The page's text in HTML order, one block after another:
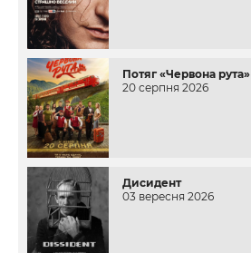
Потяг «Червона рута»
20 серпня 2026
Дисидент
03 вересня 2026